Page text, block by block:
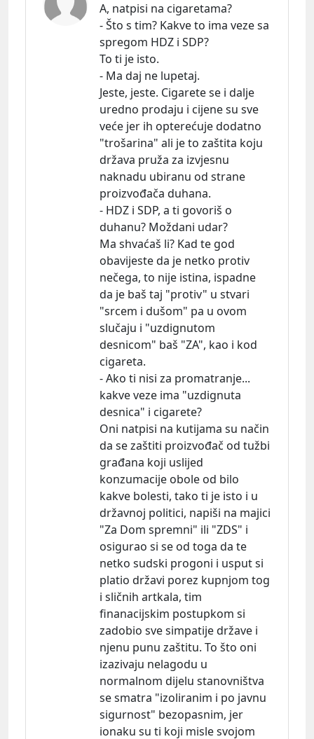
A, natpisi na cigaretama?
- Što s tim? Kakve to ima veze sa
spregom HDZ i SDP?
To ti je isto.
- Ma daj ne lupetaj.
Jeste, jeste. Cigarete se i dalje
uredno prodaju i cijene su sve
veće jer ih opterećuje dodatno
"trošarina" ali je to zaštita koju
država pruža za izvjesnu
naknadu ubiranu od strane
proizvođača duhana.
- HDZ i SDP, a ti govoriš o
duhanu? Moždani udar?
Ma shvaćaš li? Kad te god
obavijeste da je netko protiv
nečega, to nije istina, ispadne
da je baš taj "protiv" u stvari
"srcem i dušom" pa u ovom
slučaju i "uzdignutom
desnicom" baš "ZA", kao i kod
cigareta.
- Ako ti nisi za promatranje...
kakve veze ima "uzdignuta
desnica" i cigarete?
Oni natpisi na kutijama su način
da se zaštiti proizvođač od tužbi
građana koji uslijed
konzumacije obole od bilo
kakve bolesti, tako ti je isto i u
državnoj politici, napiši na majici
"Za Dom spremni" ili "ZDS" i
osigurao si se od toga da te
netko sudski progoni i usput si
platio državi porez kupnjom tog
i sličnih artkala, tim
finanacijskim postupkom si
zadobio sve simpatije države i
njenu punu zaštitu. To što oni
izazivaju nelagodu u
normalnom dijelu stanovništva
se smatra "izoliranim i po javnu
sigurnost" bezopasnim, jer
ionaku su ti koji misle svojom